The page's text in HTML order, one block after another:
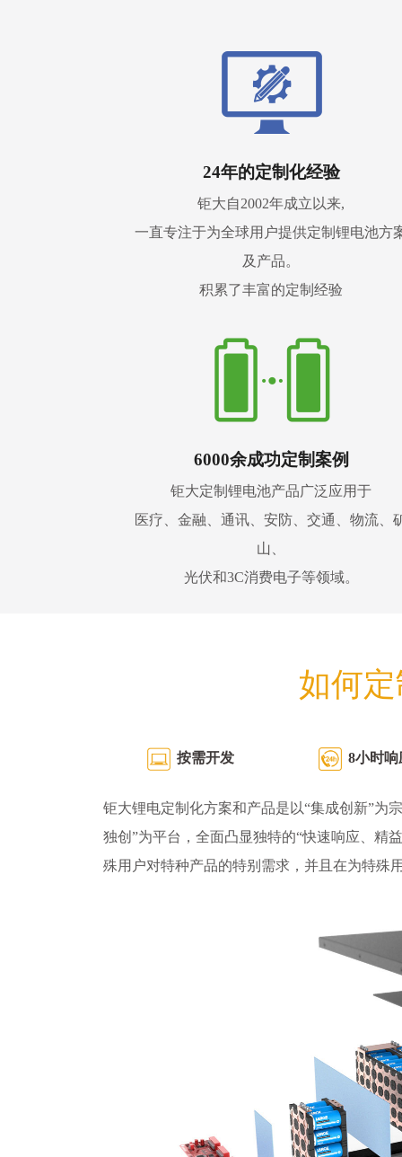
24年的定制化经验
钜大自2002年成立以来,
一直专注于为全球用户提供定制锂电池方
及产品。
积累了丰富的定制经验
6000余成功定制案例
钜大定制锂电池产品广泛应用于
医疗、金融、通讯、安防、交通、物流、
山、
光伏和3C消费电子等领域。
如何
按需开发 8小时响
钜大锂电定制化方案和产品是以“集成创新”为
独创”为平台，全面凸显独特的“快速响应、精
殊用户对特种产品的特别需求，并且在为特殊